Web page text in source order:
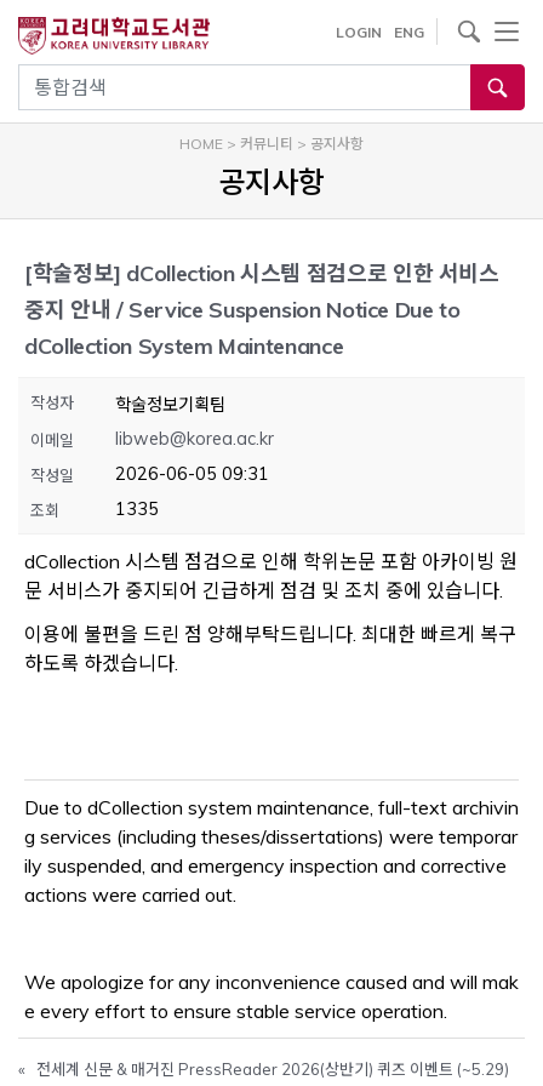
건
기
통합검색
LOGIN ENG
사이트내 검색
HOME > 커뮤니티 > 공지사항
공지사항
[학술정보] dCollection 시스템 점검으로 인한 서비스
중지 안내 / Service Suspension Notice Due to
dCollection System Maintenance
작성자 학술정보기획팀
이메일 libweb@korea.ac.kr
작성일 2026-06-05 09:31
조회 1335
dCollection 시스템 점검으로 인해 학위논문 포함 아카이빙 원
문 서비스가 중지되어 긴급하게 점검 및 조치 중에 있습니다.
이용에 불편을 드린 점 양해부탁드립니다. 최대한 빠르게 복구
하도록 하겠습니다.
Due to dCollection system maintenance, full-text archivin
g services (including theses/dissertations) were temporar
ily suspended, and emergency inspection and corrective
actions were carried out.
We apologize for any inconvenience caused and will mak
e every effort to ensure stable service operation.
« 전세계 신문 & 매거진 PressReader 2026(상반기) 퀴즈 이벤트 (~5.29)